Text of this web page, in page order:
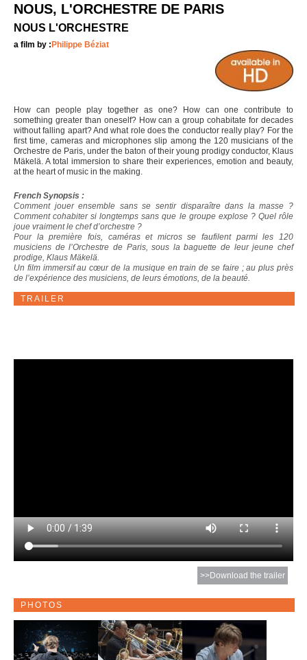
NOUS, L'ORCHESTRE DE PARIS
NOUS L'ORCHESTRE
a film by : Philippe Béziat
How can people play together as one? How can one contribute to
something greater than oneself? How can a group cohabitate for decades
without falling apart? And what role does the conductor really play? For the
first time, cameras and microphones slip among the 120 musicians of the
Orchestre de Paris, under the baton of their young prodigy conductor, Klaus
Mäkelä. A total immersion to share their experiences, emotion and beauty,
at the heart of music in the making.
French Synopsis :
Comment jouer ensemble sans se sentir disparaître dans la masse ?
Comment cohabiter si longtemps sans que le groupe explose ? Quel rôle
joue vraiment le chef d’orchestre ?
Pour la première fois, caméras et micros se faufilent parmi les 120
musiciens de l’Orchestre de Paris, sous la baguette de leur jeune chef
prodige, Klaus Mäkelä.
Un film immersif au cœur de la musique en train de se faire ; au plus près
de l’expérience des musiciens, de leurs émotions, de la beauté.
TRAILER
>>Download the trailer
PHOTOS